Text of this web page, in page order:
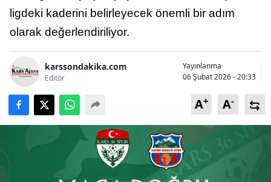
Burdur
Bursa
Çanakkale
Çankırı
Çorum
Denizli
ligdeki kaderini belirleyecek önemli bir adım
olarak değerlendiriliyor.
karssondakika.com
Editör
Yayınlanma
06 Şubat 2026 - 20:33
A+ A-